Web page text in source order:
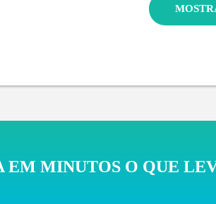
EM MINUTOS O QUE